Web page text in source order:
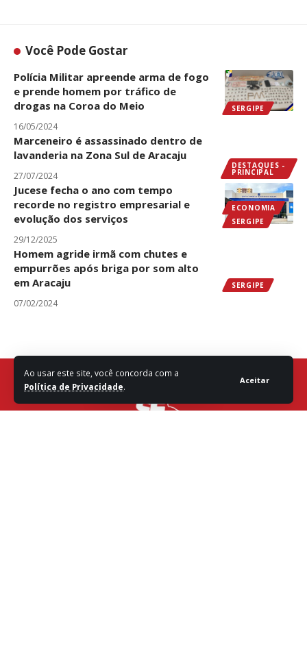
Ao usar este site, você concorda com a
Política de Privacidade.
Aceitar
Você Pode Gostar
SERGIPE
Polícia Militar apreende arma de fogo
e prende homem por tráfico de
drogas na Coroa do Meio
16/05/2024
DESTAQUES -
PRINCIPAL
Marceneiro é assassinado dentro de
lavanderia na Zona Sul de Aracaju
27/07/2024
ECONOMIA
SERGIPE
Jucese fecha o ano com tempo
recorde no registro empresarial e
evolução dos serviços
29/12/2025
SERGIPE
Homem agride irmã com chutes e
empurrões após briga por som alto
em Aracaju
07/02/2024